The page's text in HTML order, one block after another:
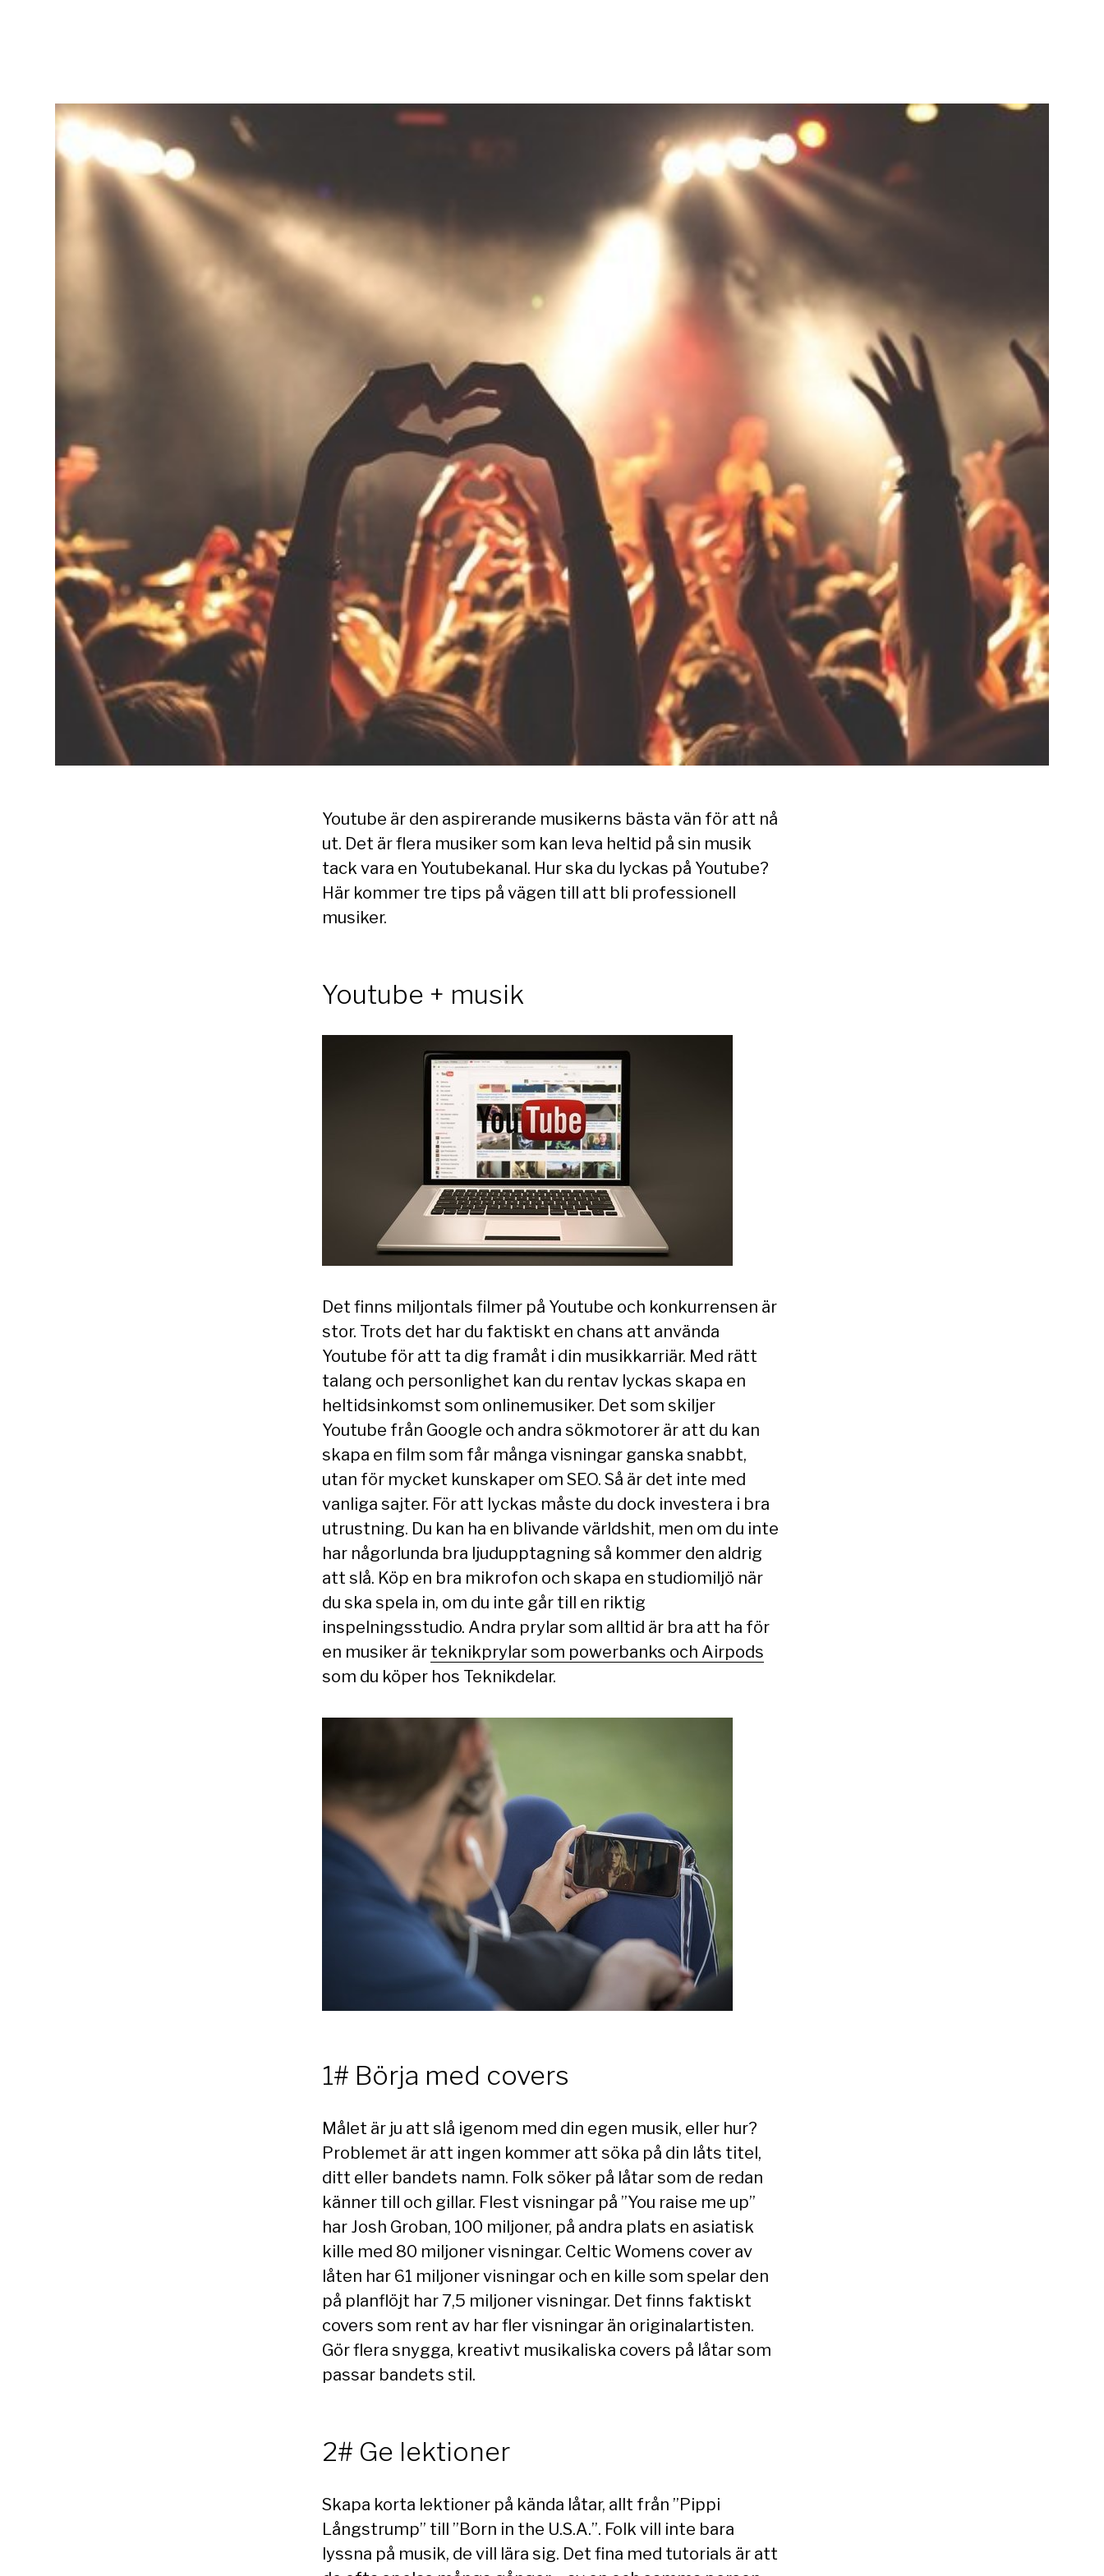
Youtube är den aspirerande musikerns bästa vän för att nå
ut. Det är flera musiker som kan leva heltid på sin musik
tack vara en Youtubekanal. Hur ska du lyckas på Youtube?
Här kommer tre tips på vägen till att bli professionell
musiker.
Youtube + musik
Det finns miljontals filmer på Youtube och konkurrensen är
stor. Trots det har du faktiskt en chans att använda
Youtube för att ta dig framåt i din musikkarriär. Med rätt
talang och personlighet kan du rentav lyckas skapa en
heltidsinkomst som onlinemusiker. Det som skiljer
Youtube från Google och andra sökmotorer är att du kan
skapa en film som får många visningar ganska snabbt,
utan för mycket kunskaper om SEO. Så är det inte med
vanliga sajter. För att lyckas måste du dock investera i bra
utrustning. Du kan ha en blivande världshit, men om du inte
har någorlunda bra ljudupptagning så kommer den aldrig
att slå. Köp en bra mikrofon och skapa en studiomiljö när
du ska spela in, om du inte går till en riktig
inspelningsstudio. Andra prylar som alltid är bra att ha för
en musiker är teknikprylar som powerbanks och Airpods
som du köper hos Teknikdelar.
1# Börja med covers
Målet är ju att slå igenom med din egen musik, eller hur?
Problemet är att ingen kommer att söka på din låts titel,
ditt eller bandets namn. Folk söker på låtar som de redan
känner till och gillar. Flest visningar på ”You raise me up”
har Josh Groban, 100 miljoner, på andra plats en asiatisk
kille med 80 miljoner visningar. Celtic Womens cover av
låten har 61 miljoner visningar och en kille som spelar den
på planflöjt har 7,5 miljoner visningar. Det finns faktiskt
covers som rent av har fler visningar än originalartisten.
Gör flera snygga, kreativt musikaliska covers på låtar som
passar bandets stil.
2# Ge lektioner
Skapa korta lektioner på kända låtar, allt från ”Pippi
Långstrump” till ”Born in the U.S.A.”. Folk vill inte bara
lyssna på musik, de vill lära sig. Det fina med tutorials är att